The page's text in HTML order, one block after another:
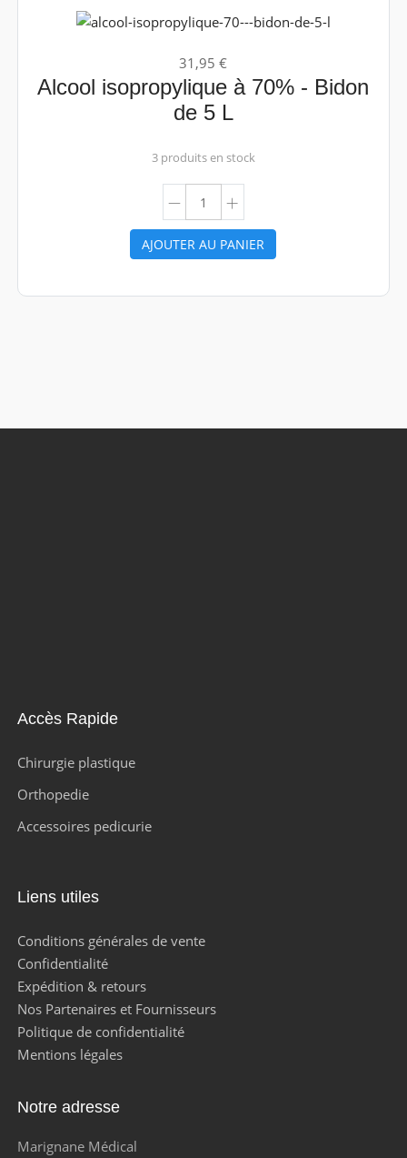
31,95 €
Alcool isopropylique à 70% - Bidon
de 5 L
3 produits en stock
AJOUTER AU PANIER
Accès Rapide
Chirurgie plastique
Orthopedie
Accessoires pedicurie
Liens utiles
Conditions générales de vente
Confidentialité
Expédition & retours
Nos Partenaires et Fournisseurs
Politique de confidentialité
Mentions légales
Notre adresse
Marignane Médical